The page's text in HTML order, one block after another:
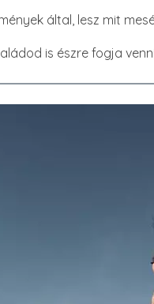
által, lesz mit
is észre fogja